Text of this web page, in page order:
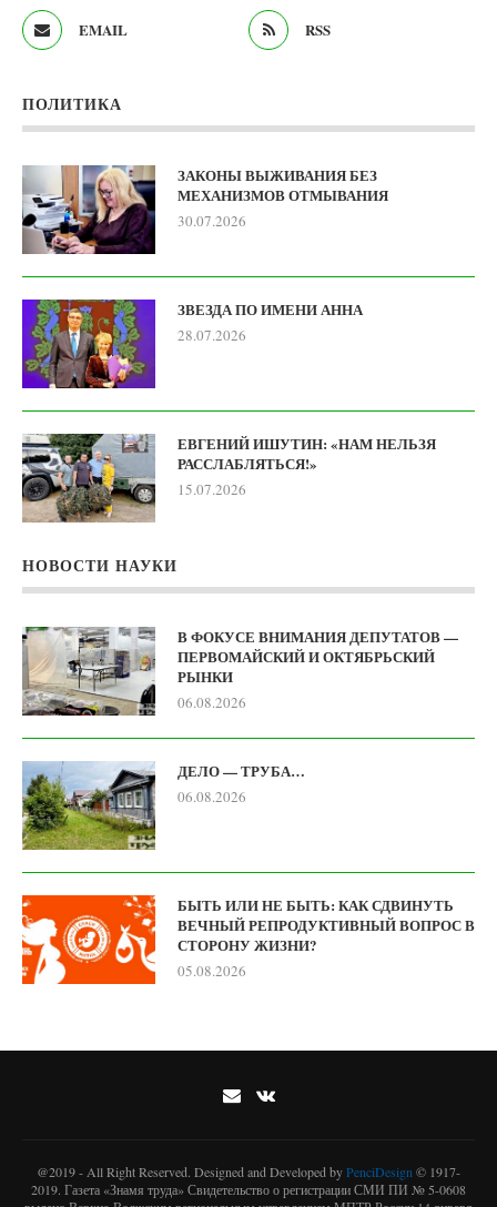
EMAIL RSS
ПОЛИТИКА
ЗАКОНЫ ВЫЖИВАНИЯ БЕЗ
МЕХАНИЗМОВ ОТМЫВАНИЯ
30.07.2026
ЗВЕЗДА ПО ИМЕНИ АННА
28.07.2026
ЕВГЕНИЙ ИШУТИН: «НАМ НЕЛЬЗЯ
РАССЛАБЛЯТЬСЯ!»
15.07.2026
НОВОСТИ НАУКИ
В ФОКУСЕ ВНИМАНИЯ ДЕПУТАТОВ —
ПЕРВОМАЙСКИЙ И ОКТЯБРЬСКИЙ
РЫНКИ
06.08.2026
ДЕЛО — ТРУБА…
06.08.2026
БЫТЬ ИЛИ НЕ БЫТЬ: КАК СДВИНУТЬ
ВЕЧНЫЙ РЕПРОДУКТИВНЫЙ ВОПРОС В
СТОРОНУ ЖИЗНИ?
05.08.2026
@2019 - All Right Reserved. Designed and Developed byPenciDesign © 1917-
2019. Газета «Знамя труда» Свидетельство о регистрации СМИ ПИ № 5-0608